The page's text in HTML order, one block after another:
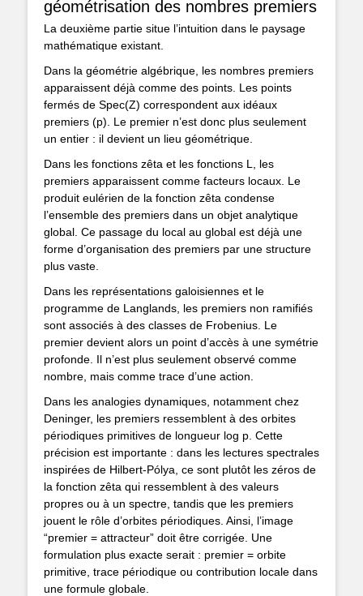
géométrisation des nombres premiers
La deuxième partie situe l’intuition dans le paysage
mathématique existant.
Dans la géométrie algébrique, les nombres premiers
apparaissent déjà comme des points. Les points
fermés de Spec(Z) correspondent aux idéaux
premiers (p). Le premier n’est donc plus seulement
un entier : il devient un lieu géométrique.
Dans les fonctions zêta et les fonctions L, les
premiers apparaissent comme facteurs locaux. Le
produit eulérien de la fonction zêta condense
l’ensemble des premiers dans un objet analytique
global. Ce passage du local au global est déjà une
forme d’organisation des premiers par une structure
plus vaste.
Dans les représentations galoisiennes et le
programme de Langlands, les premiers non ramifiés
sont associés à des classes de Frobenius. Le
premier devient alors un point d’accès à une symétrie
profonde. Il n’est plus seulement observé comme
nombre, mais comme trace d’une action.
Dans les analogies dynamiques, notamment chez
Deninger, les premiers ressemblent à des orbites
périodiques primitives de longueur log p. Cette
précision est importante : dans les lectures spectrales
inspirées de Hilbert-Pólya, ce sont plutôt les zéros de
la fonction zêta qui ressemblent à des valeurs
propres ou à un spectre, tandis que les premiers
jouent le rôle d’orbites périodiques. Ainsi, l’image
“premier = attracteur” doit être corrigée. Une
formulation plus exacte serait : premier = orbite
primitive, trace périodique ou contribution locale dans
une formule globale.